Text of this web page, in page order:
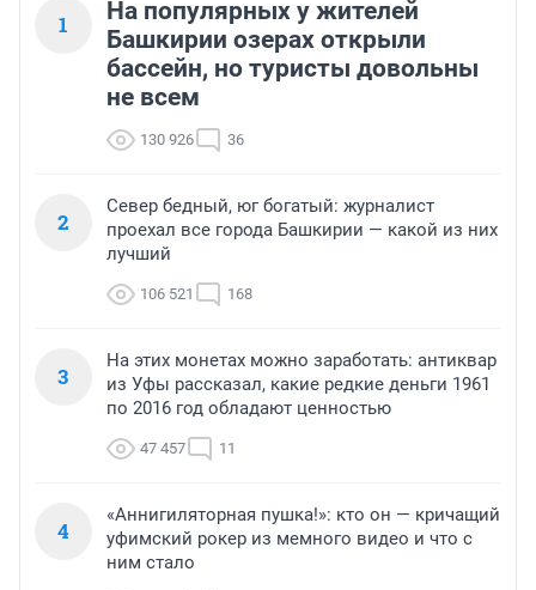
1
На популярных у жителей
Башкирии озерах открыли
бассейн, но туристы довольны
не всем
130 926 36
2
Север бедный, юг богатый: журналист
проехал все города Башкирии — какой из них
лучший
106 521 168
3
На этих монетах можно заработать: антиквар
из Уфы рассказал, какие редкие деньги 1961
по 2016 год обладают ценностью
47 457 11
4
«Аннигиляторная пушка!»: кто он — кричащий
уфимский рокер из мемного видео и что с
ним стало